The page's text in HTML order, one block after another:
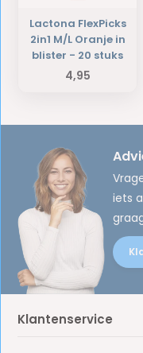
Lactona FlexPicks
2in1 M/L Oranje in
blister - 20 stuks
4,95
iets
Klantenservice